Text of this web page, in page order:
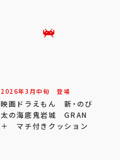
2026年3 月中旬 登場
映画ドラえもん 新・のび
太の海底鬼岩城 GRAN
＋ マチ付きクッション